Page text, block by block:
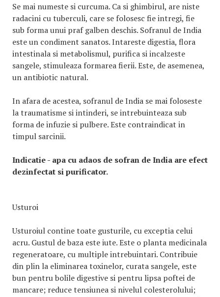
Se mai numeste si curcuma. Ca si ghimbirul, are niste
radacini cu tuberculi, care se folosesc fie intregi, fie
sub forma unui praf galben deschis. Sofranul de India
este un condiment sanatos. Intareste digestia, flora
intestinala si metabolismul, purifica si incalzeste
sangele, stimuleaza formarea fierii. Este, de asemenea,
un antibiotic natural.
In afara de acestea, sofranul de India se mai foloseste
la traumatisme si intinderi, se intrebuinteaza sub
forma de infuzie si pulbere. Este contraindicat in
timpul sarcinii.
Indicatie - apa cu adaos de sofran de India are efect
dezinfectat si purificator.
Usturoi
Usturoiul contine toate gusturile, cu exceptia celui
acru. Gustul de baza este iute. Este o planta medicinala
regeneratoare, cu multiple intrebuintari. Contribuie
din plin la eliminarea toxinelor, curata sangele, este
bun pentru bolile digestive si pentru lipsa poftei de
mancare; reduce tensiunea si nivelul colesterolului;